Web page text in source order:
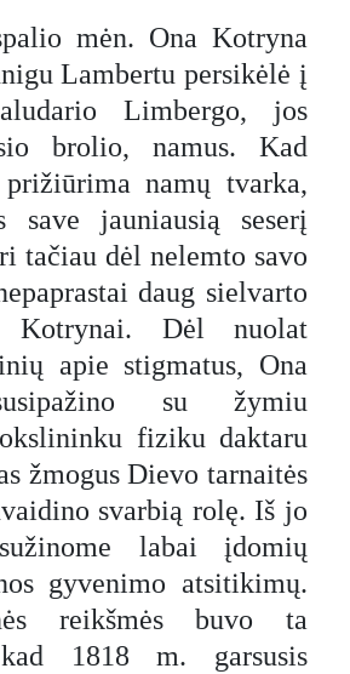
mėn. Ona Kotryna
Lambertu persikėlė į
Limbergo, jos
brolio, namus. Kad
namų tvarka,
save jauniausią seserį
tačiau dėl nelemto savo
daug sielvarto
Kotrynai. Dėl nuolat
apie stigmatus, Ona
su žymiu
fiziku daktaru
žmogus Dievo tarnaitės
svarbią rolę. Iš jo
labai įdomių
gyvenimo atsitikimų.
reikšmės buvo ta
1818 m. garsusis